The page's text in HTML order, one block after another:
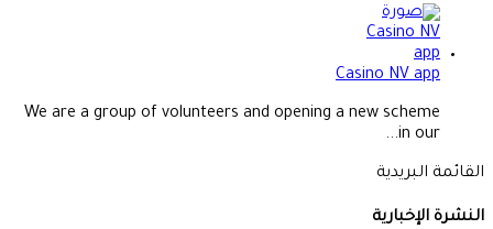
Casino NV app
We are a group of volunteers and opening a new scheme
in our...
القائمة البريدية
النشرة الإخبارية